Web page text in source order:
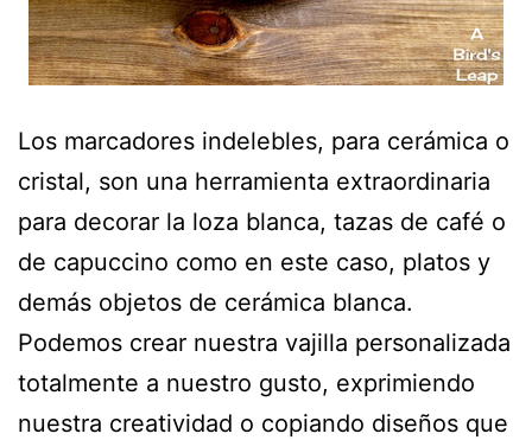
Los marcadores indelebles, para cerámica o
cristal, son una herramienta extraordinaria
para decorar la loza blanca, tazas de café o
de capuccino como en este caso, platos y
demás objetos de cerámica blanca.
Podemos crear nuestra vajilla personalizada
totalmente a nuestro gusto, exprimiendo
nuestra creatividad o copiando diseños que